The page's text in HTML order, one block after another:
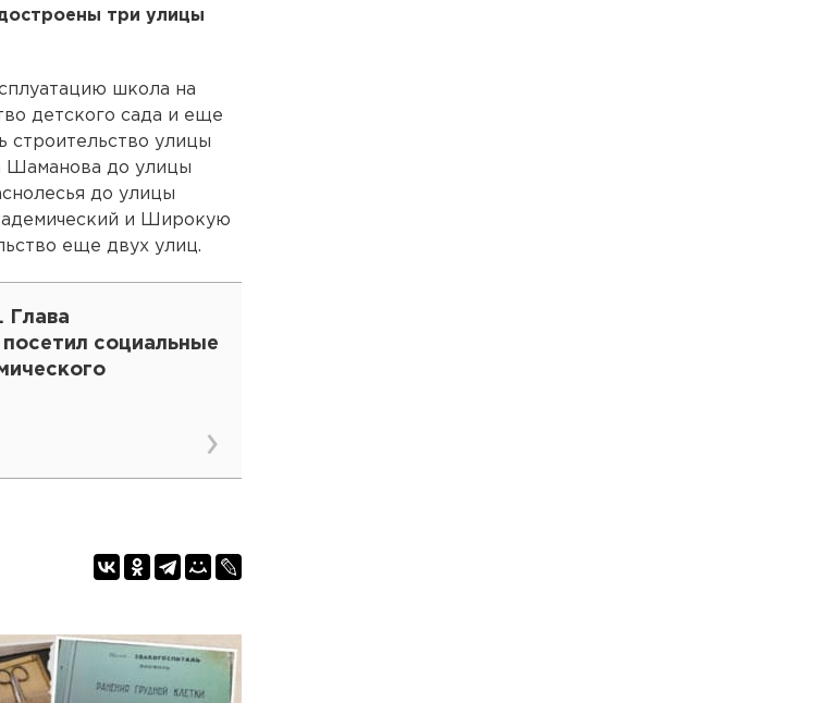
три улицы
школа на
детского сада и еще
строительство улицы
Шаманова до улицы
до улицы
и Широкую
еще двух улиц.
Глава
социальные